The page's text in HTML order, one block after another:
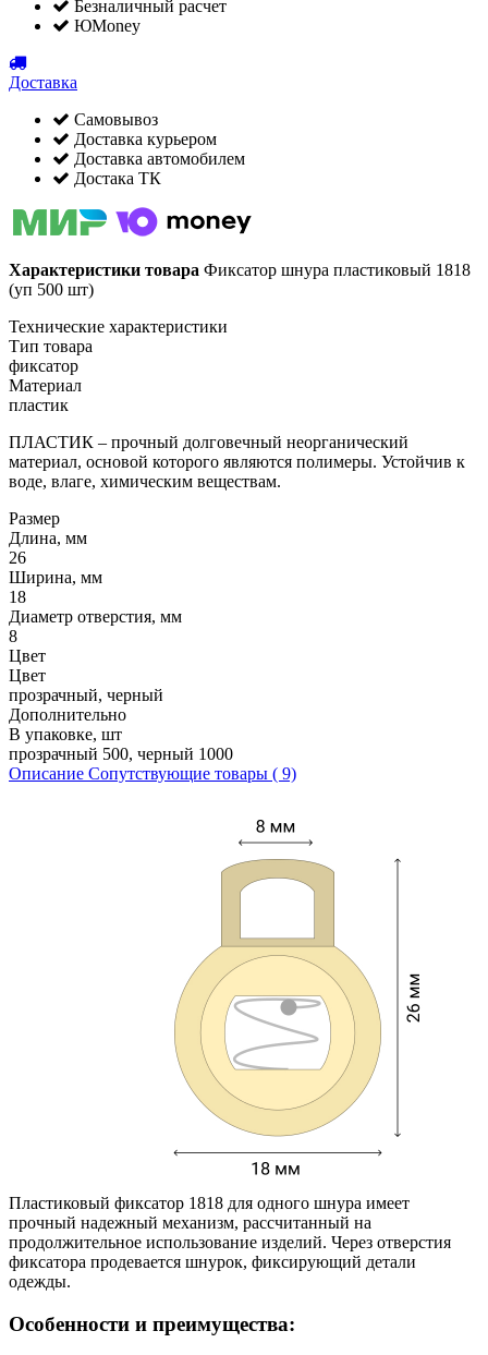
Безналичный расчет
ЮMoney
Доставка
Самовывоз
Доставка курьером
Доставка автомобилем
Достака ТК
Характеристики товара Фиксатор шнура пластиковый 1818
(уп 500 шт)
Технические характеристики
Тип товара
фиксатор
Материал
пластик
ПЛАСТИК – прочный долговечный неорганический
материал, основой которого являются полимеры. Устойчив к
воде, влаге, химическим веществам.
Размер
Длина, мм
26
Ширина, мм
18
Диаметр отверстия, мм
8
Цвет
Цвет
прозрачный, черный
Дополнительно
В упаковке, шт
прозрачный 500, черный 1000
Описание Сопутствующие товары ( 9)
Пластиковый фиксатор 1818 для одного шнура имеет
прочный надежный механизм, рассчитанный на
продолжительное использование изделий. Через отверстия
фиксатора продевается шнурок, фиксирующий детали
одежды.
Особенности и преимущества: